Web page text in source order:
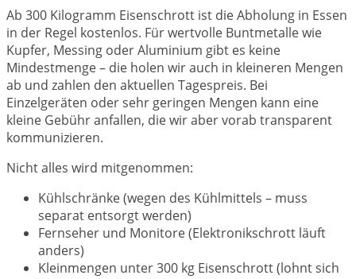
Ab 300 Kilogramm Eisenschrott ist die Abholung in Essen
in der Regel kostenlos. Für wertvolle Buntmetalle wie
Kupfer, Messing oder Aluminium gibt es keine
Mindestmenge – die holen wir auch in kleineren Mengen
ab und zahlen den aktuellen Tagespreis. Bei
Einzelgeräten oder sehr geringen Mengen kann eine
kleine Gebühr anfallen, die wir aber vorab transparent
kommunizieren.
Nicht alles wird mitgenommen:
Kühlschränke (wegen des Kühlmittels – muss
separat entsorgt werden)
Fernseher und Monitore (Elektronikschrott läuft
anders)
Kleinmengen unter 300 kg Eisenschrott (lohnt sich